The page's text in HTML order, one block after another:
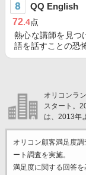
QQ English
72.4点
熱心な講師を見つ
語を話すことの恐
オリコンラ
スタート。
は、2013年
オリコン顧客満足度
ート調査を実施。
満足度に関する回答